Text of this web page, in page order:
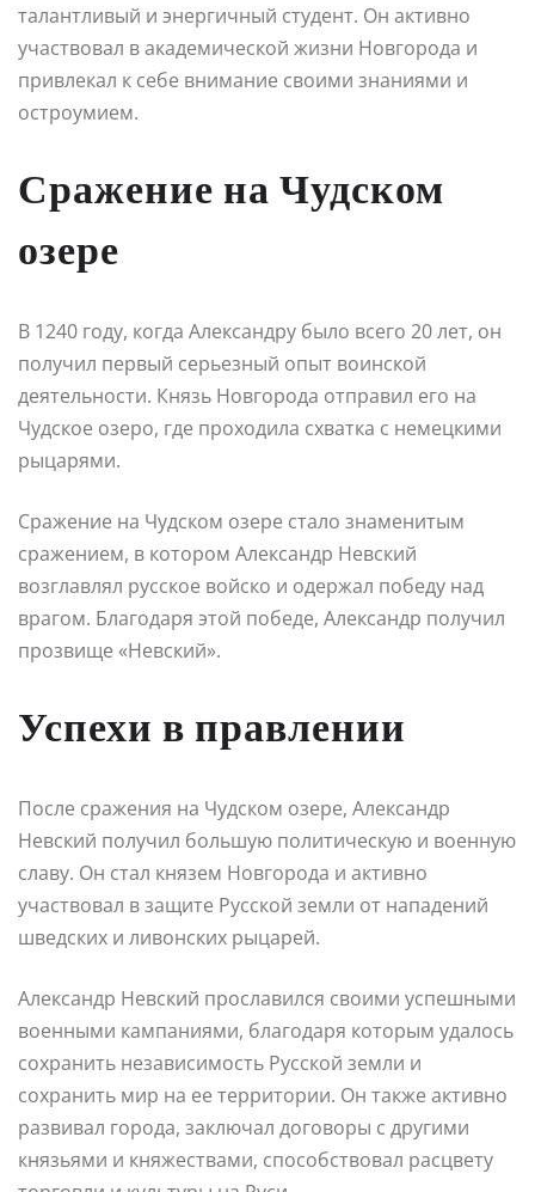
талантливый и энергичный студент. Он активно
участвовал в академической жизни Новгорода и
привлекал к себе внимание своими знаниями и
остроумием.
Сражение на Чудском
озере
В 1240 году, когда Александру было всего 20 лет, он
получил первый серьезный опыт воинской
деятельности. Князь Новгорода отправил его на
Чудское озеро, где проходила схватка с немецкими
рыцарями.
Сражение на Чудском озере стало знаменитым
сражением, в котором Александр Невский
возглавлял русское войско и одержал победу над
врагом. Благодаря этой победе, Александр получил
прозвище «Невский».
Успехи в правлении
После сражения на Чудском озере, Александр
Невский получил большую политическую и военную
славу. Он стал князем Новгорода и активно
участвовал в защите Русской земли от нападений
шведских и ливонских рыцарей.
Александр Невский прославился своими успешными
военными кампаниями, благодаря которым удалось
сохранить независимость Русской земли и
сохранить мир на ее территории. Он также активно
развивал города, заключал договоры с другими
князьями и княжествами, способствовал расцвету